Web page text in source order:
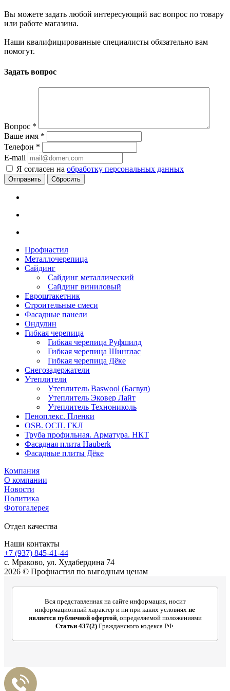
Вы можете задать любой интересующий вас вопрос по товару
или работе магазина.
Наши квалифицированные специалисты обязательно вам
помогут.
Задать вопрос
Вопрос *
Ваше имя *
Телефон *
E-mail
Я согласен на обработку персональных данных
Сбросить
Профнастил
Металлочерепица
Сайдинг
Сайдинг металлический
Сайдинг виниловый
Евроштакетник
Строительные смеси
Фасадные панели
Ондулин
Гибкая черепица
Гибкая черепица Руфшилд
Гибкая черепица Шинглас
Гибкая черепица Дёке
Снегозадержатели
Утеплители
Утеплитель Baswool (Басвул)
Утеплитель Эковер Лайт
Утеплитель Технониколь
Пеноплекс. Пленки
OSB. ОСП. ГКЛ
Труба профильная. Арматура. НКТ
Фасадная плита Hauberk
Фасадные плиты Дёке
Компания
О компании
Новости
Политика
Фотогалерея
Отдел качества
Наши контакты
+7 (937) 845-41-44
с. Мраково, ул. Худабердина 74
2026 © Профнастил по выгодным ценам
Вся представленная на сайте информация, носит
информационный характер и ни при каких условиях не
является публичной офертой, определяемой положениями
Статьи 437(2) Гражданского кодекса РФ.